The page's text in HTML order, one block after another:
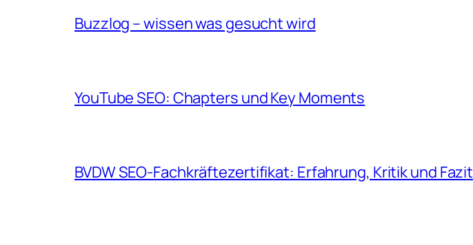
Buzzlog – wissen was gesucht wird
YouTube SEO: Chapters und Key Moments
BVDW SEO-Fachkräftezertifikat: Erfahrung, Kritik und Fazit